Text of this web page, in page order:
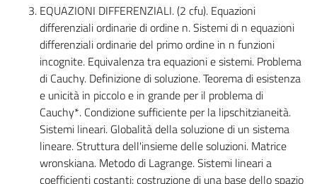
EQUAZIONI DIFFERENZIALI. (2 cfu). Equazioni
differenziali ordinarie di ordine n. Sistemi di n equazioni
differenziali ordinarie del primo ordine in n funzioni
incognite. Equivalenza tra equazioni e sistemi. Problema
di Cauchy. Definizione di soluzione. Teorema di esistenza
e unicità in piccolo e in grande per il problema di
Cauchy*. Condizione sufficiente per la lipschitzianeità.
Sistemi lineari. Globalità della soluzione di un sistema
lineare. Struttura dell'insieme delle soluzioni. Matrice
wronskiana. Metodo di Lagrange. Sistemi lineari a
coefficienti costanti: costruzione di una base dello spazio